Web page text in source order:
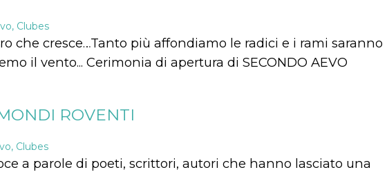
Clubes
che cresce…Tanto più affondiamo le radici e i rami saranno
il vento... Cerimonia di apertura di SECONDO AEVO
ROVENTI
Clubes
a parole di poeti, scrittori, autori che hanno lasciato una
Descripción
Esta cookie es
identificar el
tráfico web de
restricción de
basada en la